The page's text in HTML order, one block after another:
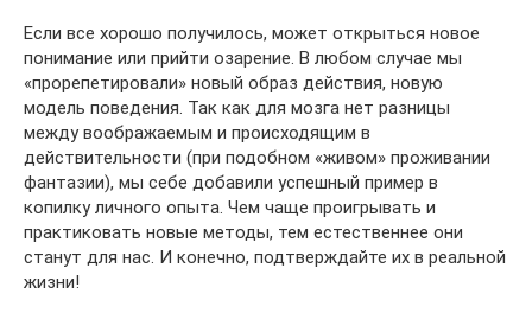
Если все хорошо получилось, может открыться новое
понимание или прийти озарение. В любом случае мы
«прорепетировали» новый образ действия, новую
модель поведения. Так как для мозга нет разницы
между воображаемым и происходящим в
действительности (при подобном «живом» проживании
фантазии), мы себе добавили успешный пример в
копилку личного опыта. Чем чаще проигрывать и
практиковать новые методы, тем естественнее они
станут для нас. И конечно, подтверждайте их в реальной
жизни!